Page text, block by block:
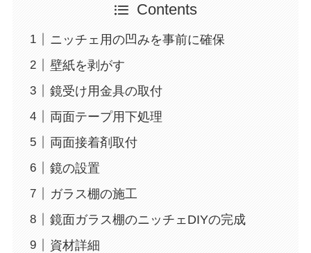
Contents
ニッチェ用の凹みを事前に確保
壁紙を剥がす
鏡受け用金具の取付
両面テープ用下処理
両面接着剤取付
鏡の設置
ガラス棚の施工
鏡面ガラス棚のニッチェDIYの完成
資材詳細